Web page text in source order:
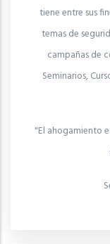
tiene entre sus
temas de
campañas de
Seminarios,
"El ahogamiento